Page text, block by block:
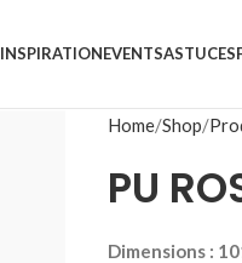
INSPIRATIONEVENTSASTUCES
Home Shop
PU
Dimensions :